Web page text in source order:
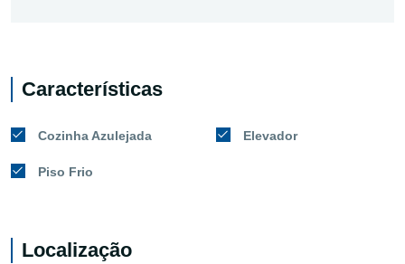
Características
Cozinha Azulejada Elevador
Piso Frio
Localização